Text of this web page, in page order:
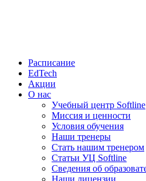
Расписание
EdTech
Акции
О нас
Учебный центр Softline
Миссия и ценности
Условия обучения
Наши тренеры
Стать нашим тренером
Статьи УЦ Softline
Сведения об
Наши лицензии